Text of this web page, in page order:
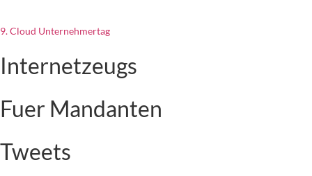
9. Cloud Unternehmertag
Internetzeugs
Fuer Mandanten
Tweets